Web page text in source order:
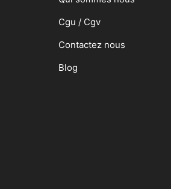
Cgu / Cgv
Contactez nous
Blog